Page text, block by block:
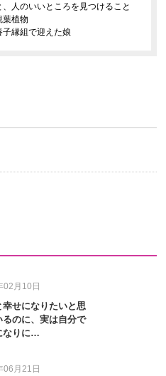
人のいいところを見つけること
葉植物
縁組で迎えた娘
02月10日
幸せになりたいと思
るのに、実は自分で
なりに…
06月21日